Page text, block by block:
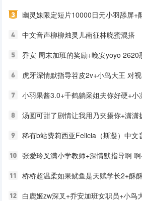
的电台入睡吧 安眠电台「特别版
幽灵妹限定短片10000日元小羽舔屏+
学姐7月甜耳小修女+酥酥学姐赖床小女
中文音声柳柳烛灵儿南征林晓蜜混搭
12A/2.3G
乔安 周末加班的奖励+晚安yoyo 2620
妈妈羞辱+NN略施小计限定
虎牙深情默指导苕皮2v+小鸟大王 对
新系列+NN略施小计 神秘1 嫌弃脸手
小羽果酱3.0+千鹤躺采姐夫你好硬+小
子 全脸咬耳朵和恶龙咆哮
汤圆可甜了剧情让我用乃夹摄你+潇潇
茹+虎牙深情默指导
稀有b站费莉西亚Felicia（斯凝）中文
助眠剧情系列22A
张爱玲叉满小学教师+深情默指导啊
我去睡觉了红色女仆
桥桥超温柔如果鱿鱼是天赋学长2+酥
姐深夜突击查房 督察姐姐的专属哄睡
白鹿姬zw深叉+乔安加班女职员+小鸟